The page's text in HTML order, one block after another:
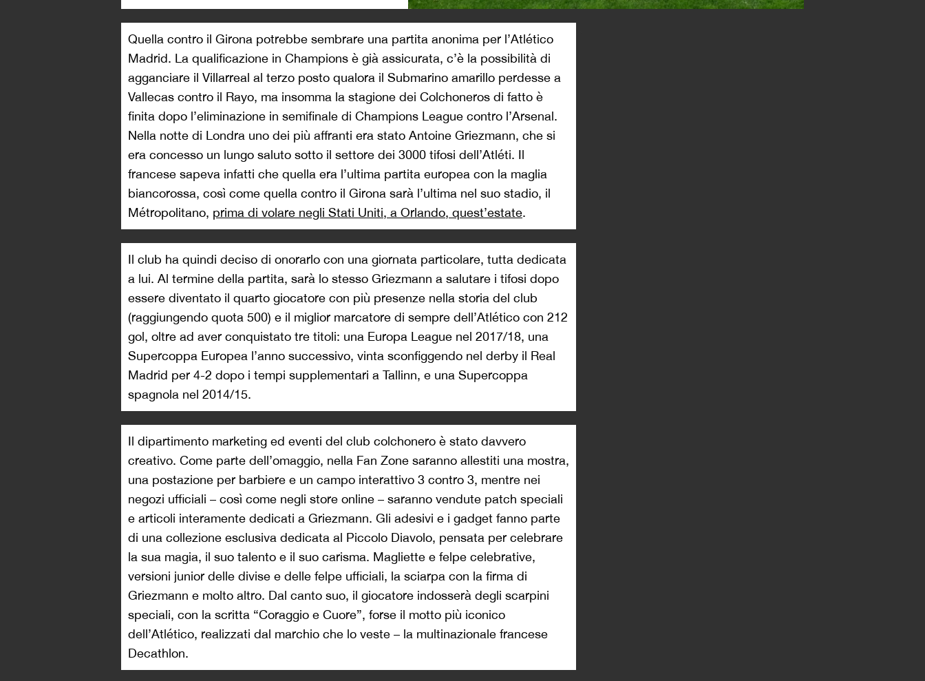
Quella contro il Girona potrebbe sembrare una partita anonima per l’Atlético
Madrid. La qualificazione in Champions è già assicurata, c’è la possibilità di
agganciare il Villarreal al terzo posto qualora il Submarino amarillo perdesse a
Vallecas contro il Rayo, ma insomma la stagione dei Colchoneros di fatto è
finita dopo l’eliminazione in semifinale di Champions League contro l’Arsenal.
Nella notte di Londra uno dei più affranti era stato Antoine Griezmann, che si
era concesso un lungo saluto sotto il settore dei 3000 tifosi dell’Atléti. Il
francese sapeva infatti che quella era l’ultima partita europea con la maglia
biancorossa, così come quella contro il Girona sarà l’ultima nel suo stadio, il
Métropolitano, prima di volare negli Stati Uniti, a Orlando, quest’estate.
Il club ha quindi deciso di onorarlo con una giornata particolare, tutta dedicata
a lui. Al termine della partita, sarà lo stesso Griezmann a salutare i tifosi dopo
essere diventato il quarto giocatore con più presenze nella storia del club
(raggiungendo quota 500) e il miglior marcatore di sempre dell’Atlético con 212
gol, oltre ad aver conquistato tre titoli: una Europa League nel 2017/18, una
Supercoppa Europea l’anno successivo, vinta sconfiggendo nel derby il Real
Madrid per 4-2 dopo i tempi supplementari a Tallinn, e una Supercoppa
spagnola nel 2014/15.
Il dipartimento marketing ed eventi del club colchonero è stato davvero
creativo. Come parte dell’omaggio, nella Fan Zone saranno allestiti una mostra,
una postazione per barbiere e un campo interattivo 3 contro 3, mentre nei
negozi ufficiali – così come negli store online – saranno vendute patch speciali
e articoli interamente dedicati a Griezmann. Gli adesivi e i gadget fanno parte
di una collezione esclusiva dedicata al Piccolo Diavolo, pensata per celebrare
la sua magia, il suo talento e il suo carisma. Magliette e felpe celebrative,
versioni junior delle divise e delle felpe ufficiali, la sciarpa con la firma di
Griezmann e molto altro. Dal canto suo, il giocatore indosserà degli scarpini
speciali, con la scritta “Coraggio e Cuore”, forse il motto più iconico
dell’Atlético, realizzati dal marchio che lo veste – la multinazionale francese
Decathlon.